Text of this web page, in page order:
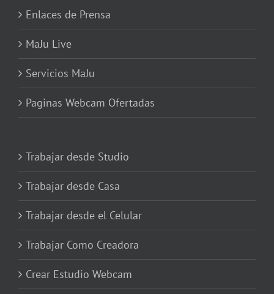
Enlaces de Prensa
MaJu Live
Servicios MaJu
Paginas Webcam Ofertadas
Trabajar desde Studio
Trabajar desde Casa
Trabajar desde el Celular
Trabajar Como Creadora
Crear Estudio Webcam